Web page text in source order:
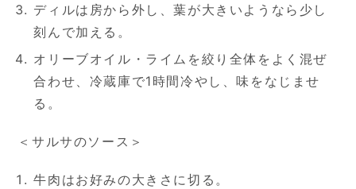
ディルは房から外し、葉が大きいようなら少し
刻んで加える。
オリーブオイル・ライムを絞り全体をよく混ぜ
合わせ、冷蔵庫で1時間冷やし、味をなじませ
る。
＜サルサのソース＞
牛肉はお好みの大きさに切る。